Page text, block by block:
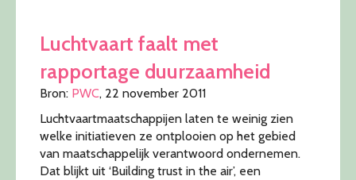
Luchtvaart faalt met
rapportage duurzaamheid
Bron: PWC, 22 november 2011
Luchtvaartmaatschappijen laten te weinig zien
welke initiatieven ze ontplooien op het gebied
van maatschappelijk verantwoord ondernemen.
Dat blijkt uit ‘Building trust in the air’, een